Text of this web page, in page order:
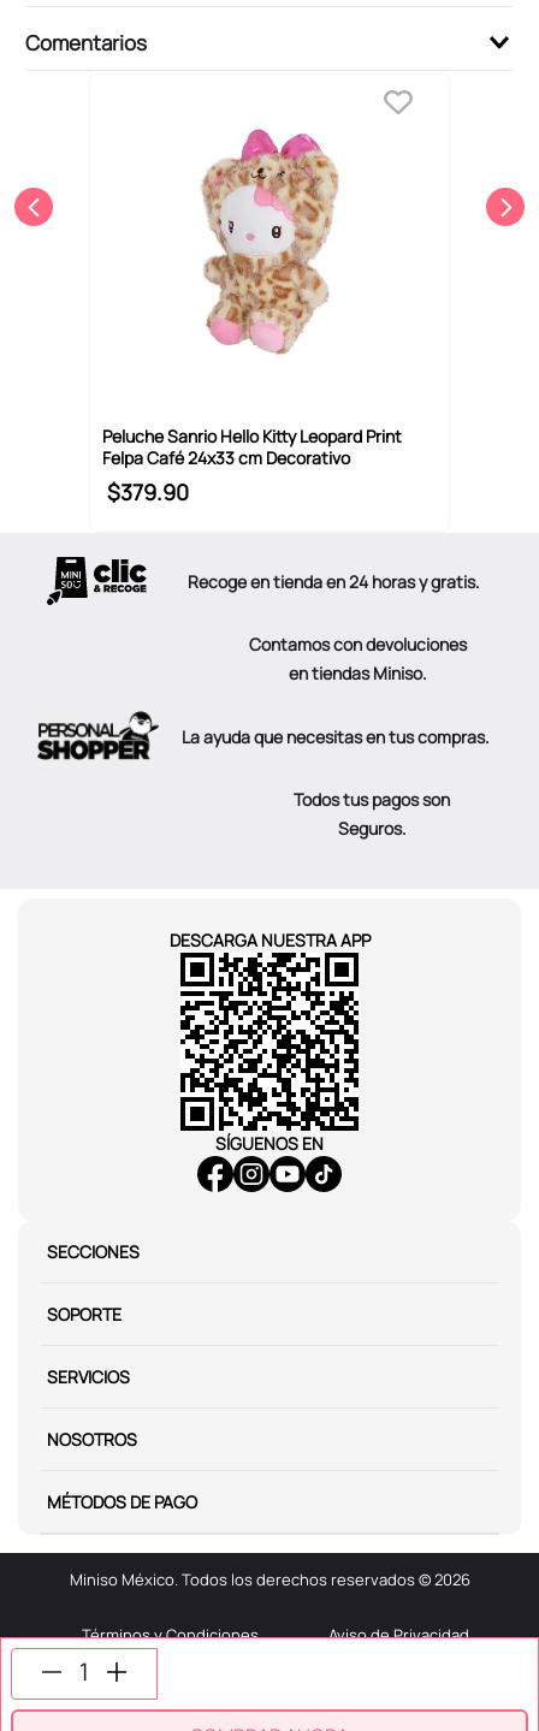
Comentarios
Peluche Sanrio Hello Kitty Leopard Print
Felpa Café 24x33 cm Decorativo
$379.90
Recoge en tienda en 24 horas y gratis.
Contamos con devoluciones
en tiendas Miniso.
La ayuda que necesitas en tus compras.
Todos tus pagos son
Seguros.
DESCARGA NUESTRA APP
SÍGUENOS EN
SECCIONES
SOPORTE
SERVICIOS
NOSOTROS
MÉTODOS DE PAGO
Miniso México. Todos los derechos reservados © 2026
Términos y Condiciones Aviso de Privacidad
navegación. Si sigues navegando entendemos que aceptas nuestra